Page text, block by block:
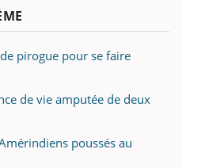
pirogue pour se faire
de vie amputée de deux
poussés au